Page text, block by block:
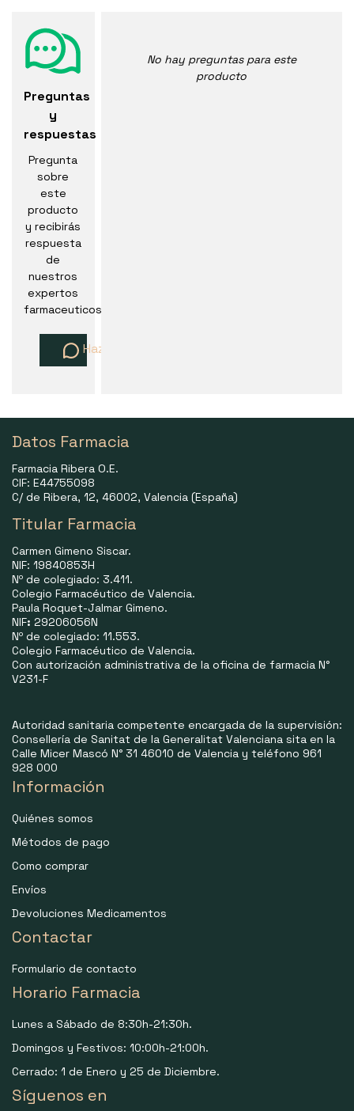
Preguntas
y
respuestas
Pregunta
sobre
este
producto
y recibirás
respuesta
de
nuestros
expertos
farmaceuticos
Haz una pregunta
No hay preguntas para este
producto
Datos Farmacia
Farmacia Ribera O.E.
CIF: E44755098
C/ de Ribera, 12, 46002, Valencia (España)
Titular Farmacia
Carmen Gimeno Siscar.
NIF: 19840853H
Nº de colegiado: 3.411.
Colegio Farmacéutico de Valencia.
Paula Roquet-Jalmar Gimeno.
NIF: 29206056N
Nº de colegiado: 11.553.
Colegio Farmacéutico de Valencia.
Con autorización administrativa de la oficina de farmacia N°
V231-F
Autoridad sanitaria competente encargada de la supervisión:
Consellería de Sanitat de la Generalitat Valenciana sita en la
Calle Micer Mascó N° 31 46010 de Valencia y teléfono 961
928 000
Información
Quiénes somos
Métodos de pago
Como comprar
Envíos
Devoluciones Medicamentos
Contactar
Formulario de contacto
Horario Farmacia
Lunes a Sábado de 8:30h-21:30h.
Domingos y Festivos: 10:00h-21:00h.
Cerrado: 1 de Enero y 25 de Diciembre.
Síguenos en